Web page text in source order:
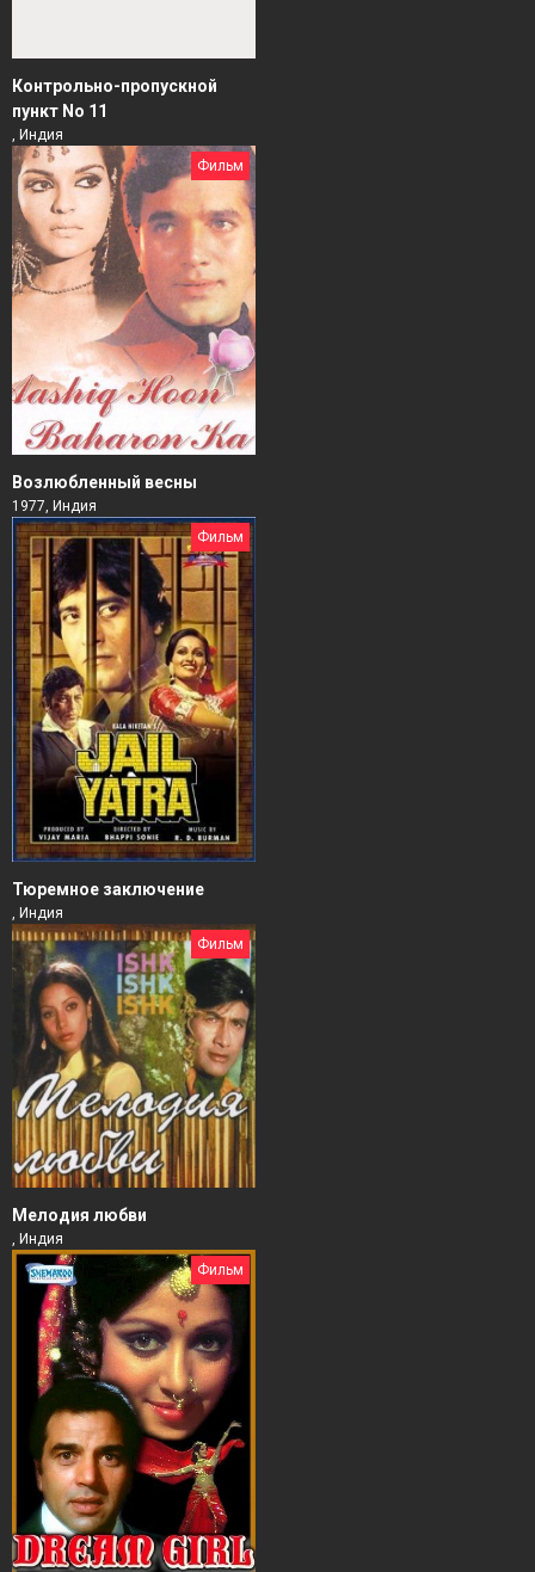
Контрольно-пропускной
пункт No 11
, Индия
Фильм
Возлюбленный весны
1977, Индия
Фильм
Тюремное заключение
, Индия
Фильм
Мелодия любви
, Индия
Фильм